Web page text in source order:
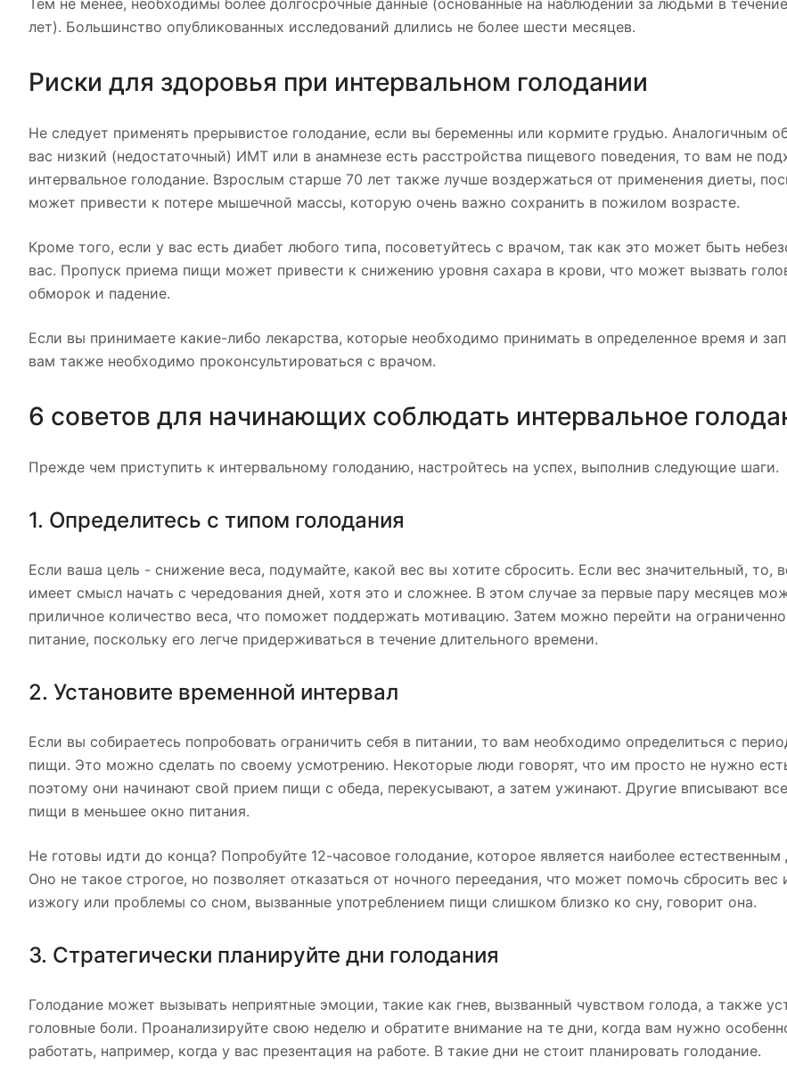
Тем не менее, необходимы более долгосрочные данные (основанные на наблюдении за людьми в
лет). Большинство опубликованных исследований длились не более шести месяцев.
Риски для здоровья при интервальном голодании
Не следует применять прерывистое голодание, если вы беременны или кормите грудью. Аналогичным
вас низкий (недостаточный) ИМТ или в анамнезе есть расстройства пищевого поведения, то вам не
интервальное голодание. Взрослым старше 70 лет также лучше воздержаться от применения диеты,
может привести к потере мышечной массы, которую очень важно сохранить в пожилом возрасте.
Кроме того, если у вас есть диабет любого типа, посоветуйтесь с врачом, так как это может быть
вас. Пропуск приема пищи может привести к снижению уровня сахара в крови, что может вызвать
обморок и падение.
Если вы принимаете какие-либо лекарства, которые необходимо принимать в определенное время и
вам также необходимо проконсультироваться с врачом.
6 советов для начинающих соблюдать интервальное
Прежде чем приступить к интервальному голоданию, настройтесь на успех, выполнив следующие шаги.
1. Определитесь с типом голодания
Если ваша цель - снижение веса, подумайте, какой вес вы хотите сбросить. Если вес значительный, то,
имеет смысл начать с чередования дней, хотя это и сложнее. В этом случае за первые пару месяцев
приличное количество веса, что поможет поддержать мотивацию. Затем можно перейти на
питание, поскольку его легче придерживаться в течение длительного времени.
2. Установите временной интервал
Если вы собираетесь попробовать ограничить себя в питании, то вам необходимо определиться с
пищи. Это можно сделать по своему усмотрению. Некоторые люди говорят, что им просто не нужно
поэтому они начинают свой прием пищи с обеда, перекусывают, а затем ужинают. Другие вписывают
пищи в меньшее окно питания.
Не готовы идти до конца? Попробуйте 12-часовое голодание, которое является наиболее
Оно не такое строгое, но позволяет отказаться от ночного переедания, что может помочь сбросить вес
изжогу или проблемы со сном, вызванные употреблением пищи слишком близко ко сну, говорит она.
3. Стратегически планируйте дни голодания
Голодание может вызывать неприятные эмоции, такие как гнев, вызванный чувством голода, а также
головные боли. Проанализируйте свою неделю и обратите внимание на те дни, когда вам нужно
работать, например, когда у вас презентация на работе. В такие дни не стоит планировать голодание.